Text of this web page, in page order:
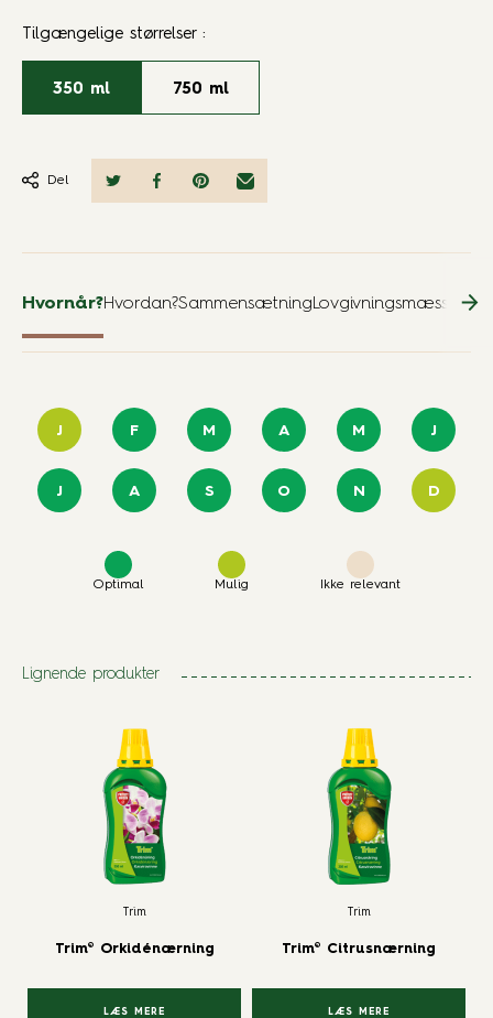
Tilgængelige størrelser:
350 ml 750 ml
Del
Hvornår?Hvordan?SammensætningLovgivningsmæssige
J F M A M J
J A S O N D
Optimal Mulig Ikke relevant
Lignende produkter
Trim
Trim® Orkidénærning
LÆS MERE
Trim
Trim® Citrusnærning
LÆS MERE